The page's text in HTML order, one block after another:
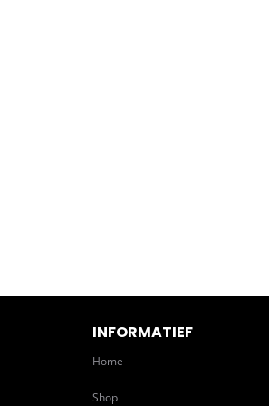
INFORMATIEF
Home
Shop